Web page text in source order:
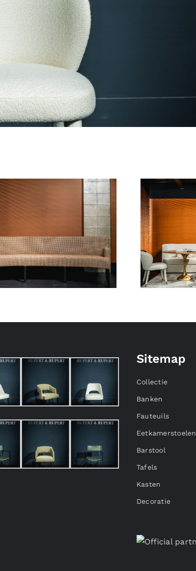
Sitemap
Collectie
Banken
Fauteuils
Eetkamerstoelen
Barstool
Tafels
Kasten
Decoratie